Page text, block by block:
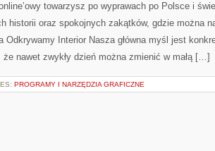
towarzysz po wyprawach po Polsce i
historii oraz spokojnych zakątków, gdzie można
Odkrywamy Interior Nasza główna myśl jest
że nawet zwykły dzień można zmienić w małą […]
PROGRAMY I NARZĘDZIA GRAFICZNE